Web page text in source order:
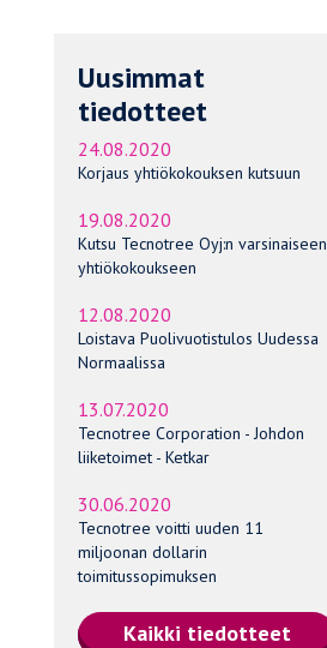
Uusimmat
tiedotteet
24.08.2020
Korjaus yhtiökokouksen kutsuun
19.08.2020
Kutsu Tecnotree Oyj:n varsinaiseen
yhtiökokoukseen
12.08.2020
Loistava Puolivuotistulos Uudessa
Normaalissa
13.07.2020
Tecnotree Corporation - Johdon
liiketoimet - Ketkar
30.06.2020
Tecnotree voitti uuden 11
miljoonan dollarin
toimitussopimuksen